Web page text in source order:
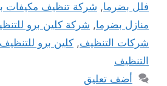
فلل بضرما, شركة تنظيف مكيفات
منازل بضرما, شركة كلين برو
شركات التنظيف, كلين برو
التنظيف
أضف تعليق